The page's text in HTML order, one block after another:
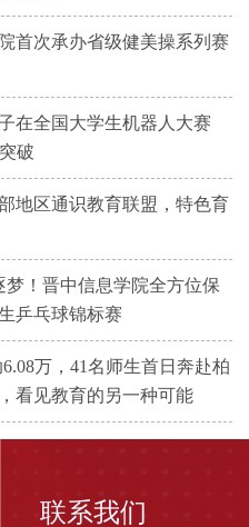
首次承办省级健美操系列赛
在全国大学生机器人大赛
破
地区通识教育联盟，特色育
梦！晋中信息学院全方位保
乒乓球锦标赛
万，41名师生首日奔赴柏
看见教育的另一种可能
联系我们